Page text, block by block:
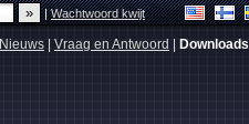
|Wachtwoord kwijt
Nieuws Vraag en Antwoord Downloads